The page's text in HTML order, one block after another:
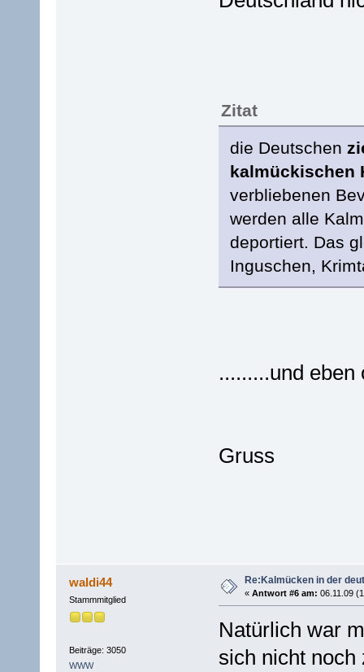
Zitat
die Deutschen
kalmückischen
verbliebenen
werden alle
deportiert. Das
Inguschen,
.........und
Gruss
waldi44
Stammmitglied
Beiträge: 3050
WWW
Re:Kalmücken in der
« Antwort #6 am: 06.11.09
Natürlich war
sich nicht noch